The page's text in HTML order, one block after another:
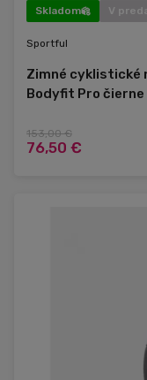
Skladom V
Sportful
Zimné cyklistické
Bodyfit Pro čierne
153,00 €
76,50 €